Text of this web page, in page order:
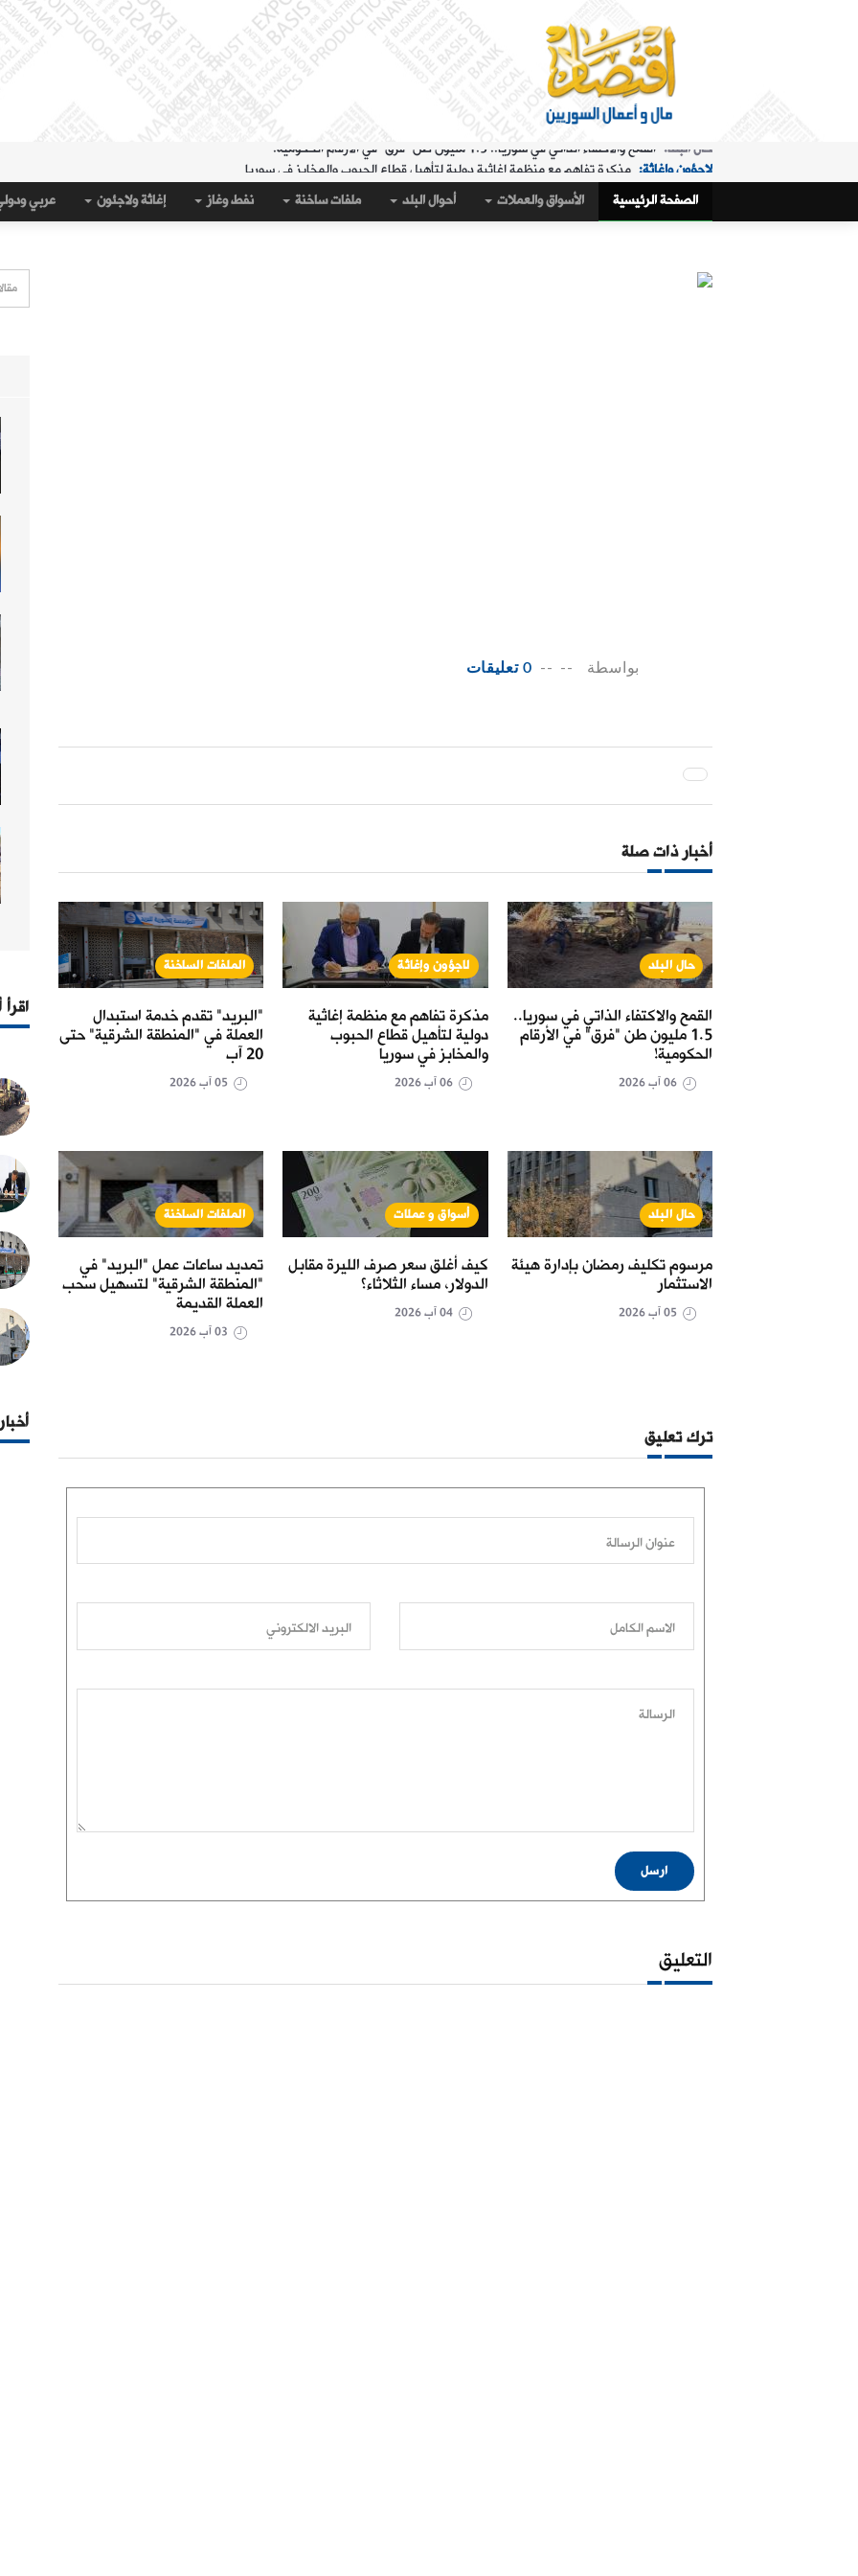
لاجؤون وإغاثة: مذكرة تفاهم مع منظمة إغاثية دولية لتأهيل قطاع الحبوب والمخابز في سوريا
الملفات الساخنة: "البريد" تقدم خدمة استبدال العملة في "المنطقة الشرقية" حتى 20 آب
حال البلد: مرسوم تكليف رمضان بإدارة هيئة الاستثمار
أسواق و عملات: كيف أغلق سعر صرف الليرة مقابل الدولار، مساء الثلاثاء؟
عربي ودولي:
الصفحة الرئيسية الأسواق والعملات أحوال البلد ملفات ساخنة نفط وغاز إغاثة ولاجئون عربي
بواسطة --
-- 0 تعليقات
أخبار ذات صلة
حال البلد
القمح والاكتفاء الذاتي في سوريا..
1.5 مليون طن "فرق" في الأرقام
الحكومية!
لاجؤون وإغاثة
مذكرة تفاهم مع منظمة إغاثية
دولية لتأهيل قطاع الحبوب
والمخابز في سوريا
06 آب 2026
الملفات الساخنة
"البريد" تقدم خدمة استبدال
العملة في "المنطقة الشرقية" حتى
20 آب
حال البلد
مرسوم تكليف رمضان بإدارة هيئة
الاستثمار
أسواق و عملات
كيف أغلق سعر صرف الليرة مقابل
الدولار، مساء الثلاثاء؟
04 آب 2026
الملفات الساخنة
تمديد ساعات عمل "البريد" في
"المنطقة الشرقية" لتسهيل سحب
العملة القديمة
ترك تعليق
عنوان الرسالة
الاسم الكامل البريد الالكتروني
الرسالة
ارسل
التعليق